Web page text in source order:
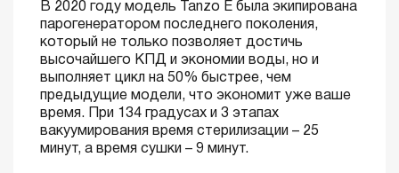
В 2020 году модель Tanzo E была экипирована
парогенератором последнего поколения,
который не только позволяет достичь
высочайшего КПД и экономии воды, но и
выполняет цикл на 50% быстрее, чем
предыдущие модели, что экономит уже ваше
время. При 134 градусах и 3 этапах
вакуумирования время стерилизации – 25
минут, а время сушки – 9 минут.